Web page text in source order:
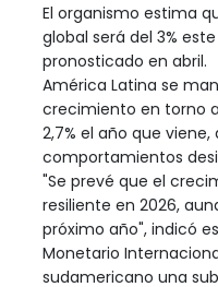
El organismo estima
global será del 3%
pronosticado en abril.
América Latina se
crecimiento en torno
2,7% el año que
comportamientos
"Se prevé que el
resiliente en 2026,
próximo año", indicó
Monetario
sudamericano una